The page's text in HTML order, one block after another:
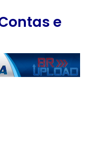
e